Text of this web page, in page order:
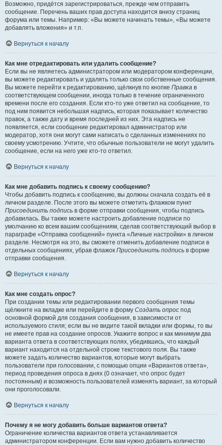
Возможно, придётся зарегистрироваться, прежде чем отправить
сообщение. Перечень ваших прав доступа находится внизу страниц
форума или темы. Например: «Вы можете начинать темы», «Вы можете
добавлять вложения» и т.п.
Вернуться к началу
Как мне отредактировать или удалить сообщение?
Если вы не являетесь администратором или модератором конференции,
вы можете редактировать и удалять только свои собственные сообщения.
Вы можете перейти к редактированию, щёлкнув по кнопке Правка в
соответствующем сообщении, иногда только в течение ограниченного
времени после его создания. Если кто-то уже ответил на сообщение, то
под ним появится небольшая надпись, которая показывает количество
правок, а также дату и время последней из них. Эта надпись не
появляется, если сообщение редактировал администратор или
модератор, хотя они могут сами написать о сделанных изменениях по
своему усмотрению. Учтите, что обычные пользователи не могут удалить
сообщение, если на него уже кто-то ответил.
Вернуться к началу
Как мне добавить подпись к своему сообщению?
Чтобы добавить подпись к сообщению, вы должны сначала создать её в
личном разделе. После этого вы можете отметить флажком пункт
Присоединить подпись в форме отправки сообщения, чтобы подпись
добавилась. Вы также можете настроить добавление подписи по
умолчанию ко всем вашим сообщениям, сделав соответствующий выбор в
параграфе «Отправка сообщений» пункта «Личные настройки» в личном
разделе. Несмотря на это, вы сможете отменить добавление подписи в
отдельных сообщениях, убрав флажок Присоединить подпись в форме
отправки сообщения.
Вернуться к началу
Как мне создать опрос?
При создании темы или редактировании первого сообщения темы
щёлкните на вкладке или перейдите в форму Создать опрос под
основной формой для создания сообщения, в зависимости от
используемого стиля; если вы не видите такой вкладки или формы, то вы
не имеете прав на создание опросов. Укажите вопрос и как минимум два
варианта ответа в соответствующих полях, убедившись, что каждый
вариант находится на отдельной строке текстового поля. Вы также
можете задать количество вариантов, которые могут выбрать
пользователи при голосовании, с помощью опции «Вариантов ответа»,
период проведения опроса в днях (0 означает, что опрос будет
постоянным) и возможность пользователей изменять вариант, за который
они проголосовали.
Вернуться к началу
Почему я не могу добавить больше вариантов ответа?
Ограничение количества вариантов ответа устанавливается
администратором конференции. Если вам нужно добавить количество